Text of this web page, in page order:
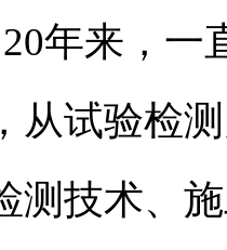
年来，一
从试验检
测技术、